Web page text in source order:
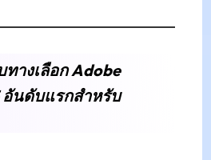
ทางเลือก Adobe
อันดับแรกสำหรับ